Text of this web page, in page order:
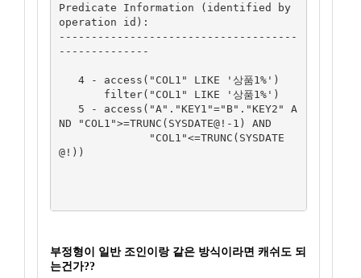
Predicate Information (identified by
operation id):
-------------------------------------
--------------
ND "COL1">=TRUNC(SYSDATE@!-1) AND
@!))
부정형이 일반 조인이랑 같은 방식이라면 캐쉬도 되
는건가??